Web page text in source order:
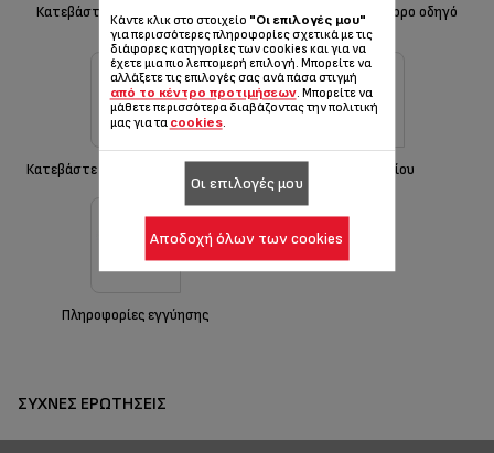
Κατεβάστε τον γρήγορο οδηγό
εκκίνησης
Κατεβάστε τον γρήγορο οδηγό
εκκίνησης
Κατεβάστε τις οδηγίες ασφαλείας Λήψη εγχειριδίου
Πληροφορίες εγγύησης
ΣΥΧΝΈΣ ΕΡΩΤΉΣΕΙΣ
Κάντε κλικ στο στοιχείο "Οι επιλογές μου"
για περισσότερες πληροφορίες σχετικά με τις
διάφορες κατηγορίες των cookies και για να
έχετε μια πιο λεπτομερή επιλογή. Μπορείτε να
αλλάξετε τις επιλογές σας ανά πάσα στιγμή
από το κέντρο προτιμήσεων. Μπορείτε να
μάθετε περισσότερα διαβάζοντας την πολιτική
μας για τα cookies.
Οι επιλογές μου
Αποδοχή όλων των cookies